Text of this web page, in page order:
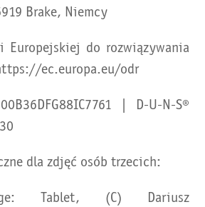
Brake, Niemcy
Europejskiej do rozwiązywania
ec.europa.eu/odr
| D-U-N-S®
dla zdjęć osób trzecich:
Tablet, (C) Dariusz